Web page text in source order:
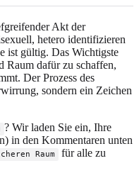
Akt der
hetero identifizieren
ist gültig. Das Wichtigste
Raum dafür zu schaffen,
Der Prozess des
sondern ein Zeichen
? Wir laden Sie ein, Ihre
in den Kommentaren unten
Raum
für alle zu